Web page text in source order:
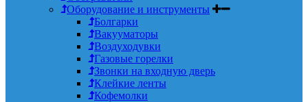
Оборудование и инструменты
Болгарки
Вакууматоры
Воздуходувки
Газовые горелки
Звонки на входную дверь
Клейкие ленты
Кофемолки